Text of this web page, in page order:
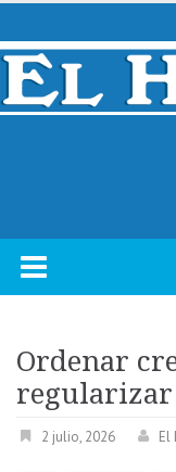
Skip
content
Ordenar
regularizar
2 julio, 2026 El